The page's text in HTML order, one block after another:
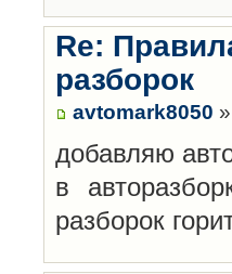
Re:
разборок
avtomark8050
добавляю
в
разборок